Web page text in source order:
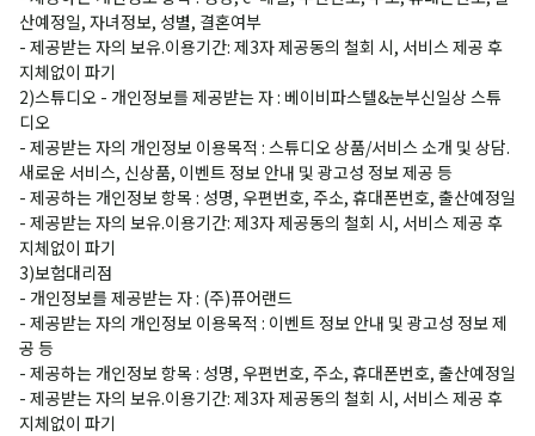
산예정일, 자녀정보, 성별, 결혼여부
- 제공받는 자의 보유.이용기간: 제3자 제공동의 철회 시, 서비스 제공 후
지체없이 파기
2)스튜디오 - 개인정보를 제공받는 자 : 베이비파스텔&눈부신일상 스튜
디오
- 제공받는 자의 개인정보 이용목적 : 스튜디오 상품/서비스 소개 및 상담.
새로운 서비스, 신상품, 이벤트 정보 안내 및 광고성 정보 제공 등
- 제공하는 개인정보 항목 : 성명, 우편번호, 주소, 휴대폰번호, 출산예정일
- 제공받는 자의 보유.이용기간: 제3자 제공동의 철회 시, 서비스 제공 후
지체없이 파기
3)보험대리점
- 개인정보를 제공받는 자 : (주)퓨어랜드
- 제공받는 자의 개인정보 이용목적 : 이벤트 정보 안내 및 광고성 정보 제
공 등
- 제공하는 개인정보 항목 : 성명, 우편번호, 주소, 휴대폰번호, 출산예정일
- 제공받는 자의 보유.이용기간: 제3자 제공동의 철회 시, 서비스 제공 후
지체없이 파기